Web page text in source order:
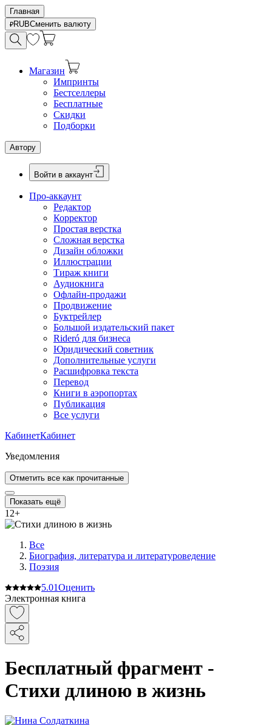
Главная
RUBСменить валюту
Магазин
Импринты
Бестселлеры
Бесплатные
Скидки
Подборки
Автору
Войти в аккаунт
Про-аккаунт
Редактор
Корректор
Простая верстка
Сложная верстка
Дизайн обложки
Иллюстрации
Тираж книги
Аудиокнига
Офлайн-продажи
Продвижение
Буктрейлер
Большой издательский пакет
Rideró для бизнеса
Юридический советник
Дополнительные услуги
Расшифровка текста
Перевод
Книги в аэропортах
Публикация
Все услуги
КабинетКабинет
Уведомления
Отметить все как прочитанные
Показать ещё
12+
Все
Биография, литература и литературоведение
Поэзия
5.01Оценить
Электронная книга
Бесплатный фрагмент -
Стихи длиною в жизнь